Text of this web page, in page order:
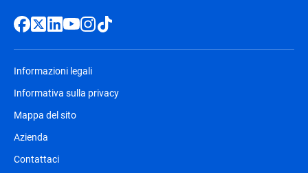
Informazioni legali
Informativa sulla privacy
Mappa del sito
Azienda
Contattaci